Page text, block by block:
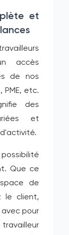
et
accès
de nos
etc.
des
et
Que ce
de
le client,
pour